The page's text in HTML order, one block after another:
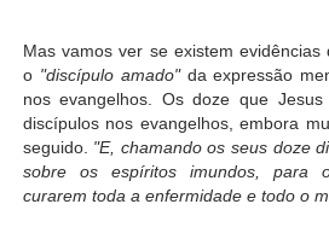
Mas vamos ver se existem
o "discípulo amado"da expressão
nos evangelhos. Os doze que
discípulos nos evangelhos, embora
seguido. "E, chamando os seus doze
sobre os espíritos imundos, para
curarem toda a enfermidade e todo o